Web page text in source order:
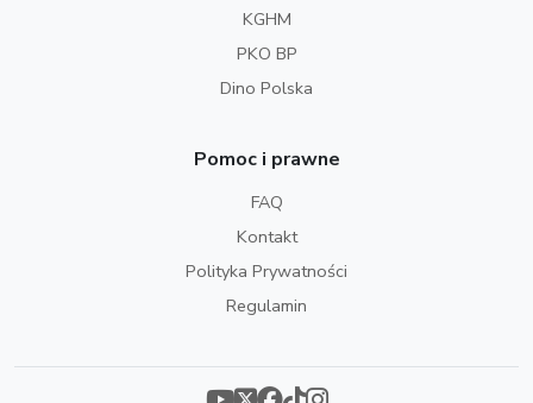
KGHM
PKO BP
Dino Polska
Pomoc i prawne
FAQ
Kontakt
Polityka Prywatności
Regulamin